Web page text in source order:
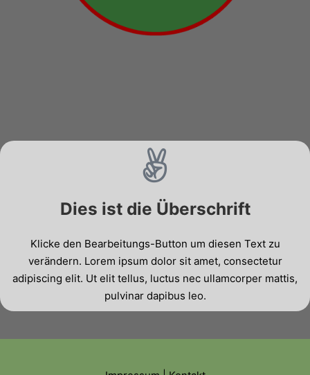
Dies ist die Überschrift
Klicke den Bearbeitungs-Button um diesen Text zu
verändern. Lorem ipsum dolor sit amet, consectetur
adipiscing elit. Ut elit tellus, luctus nec ullamcorper mattis,
pulvinar dapibus leo.